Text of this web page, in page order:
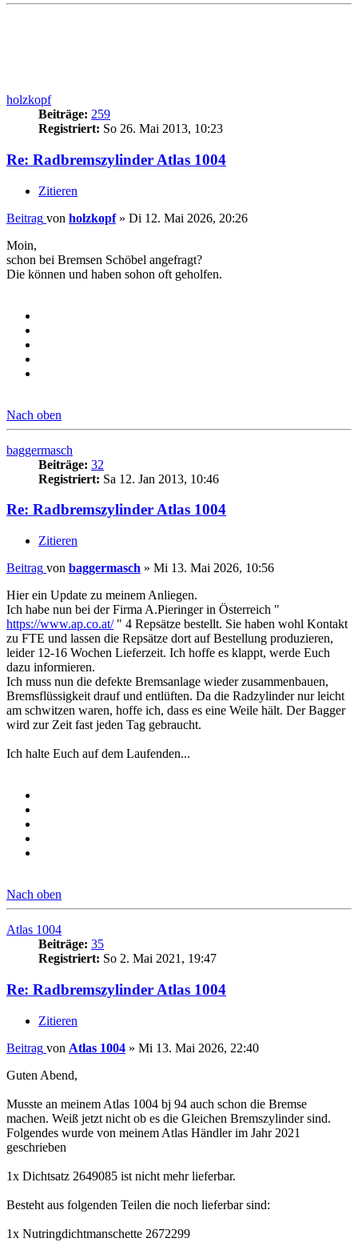
holzkopf
Beiträge: 259
Registriert: So 26. Mai 2013, 10:23
Re: Radbremszylinder Atlas 1004
Zitieren
Beitrag von holzkopf» Di 12. Mai 2026, 20:26
Moin,
schon bei Bremsen Schöbel angefragt?
Die können und haben sohon oft geholfen.
Nach oben
baggermasch
Beiträge: 32
Registriert: Sa 12. Jan 2013, 10:46
Re: Radbremszylinder Atlas 1004
Zitieren
Beitrag von baggermasch » Mi 13. Mai 2026, 10:56
Hier ein Update zu meinem Anliegen.
Ich habe nun bei der Firma A.Pieringer in Österreich "
https://www.ap.co.at/" 4 Repsätze bestellt. Sie haben wohl Kontakt
zu FTE und lassen die Repsätze dort auf Bestellung produzieren,
leider 12-16 Wochen Lieferzeit. Ich hoffe es klappt, werde Euch
dazu informieren.
Ich muss nun die defekte Bremsanlage wieder zusammenbauen,
Bremsflüssigkeit drauf und entlüften. Da die Radzylinder nur leicht
am schwitzen waren, hoffe ich, dass es eine Weile hält. Der Bagger
wird zur Zeit fast jeden Tag gebraucht.
Ich halte Euch auf dem Laufenden...
Nach oben
Atlas 1004
Beiträge: 35
Registriert: So 2. Mai 2021, 19:47
Re: Radbremszylinder Atlas 1004
Zitieren
Beitrag von Atlas 1004 » Mi 13. Mai 2026, 22:40
Guten Abend,
Musste an meinem Atlas 1004 bj 94 auch schon die Bremse
machen. Weiß jetzt nicht ob es die Gleichen Bremszylinder sind.
Folgendes wurde von meinem Atlas Händler im Jahr 2021
geschrieben
1x Dichtsatz 2649085 ist nicht mehr lieferbar.
Besteht aus folgenden Teilen die noch lieferbar sind:
1x Nutringdichtmanschette 2672299